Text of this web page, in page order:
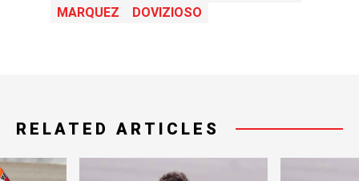
MARQUEZ
DOVIZIOSO
RELATED ARTICLES